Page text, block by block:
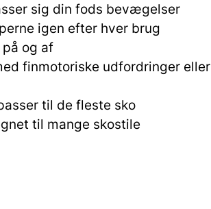
sig din fods bevægelser
igen efter hver brug
og af
finmotoriske udfordringer eller
til de fleste sko
til mange skostile